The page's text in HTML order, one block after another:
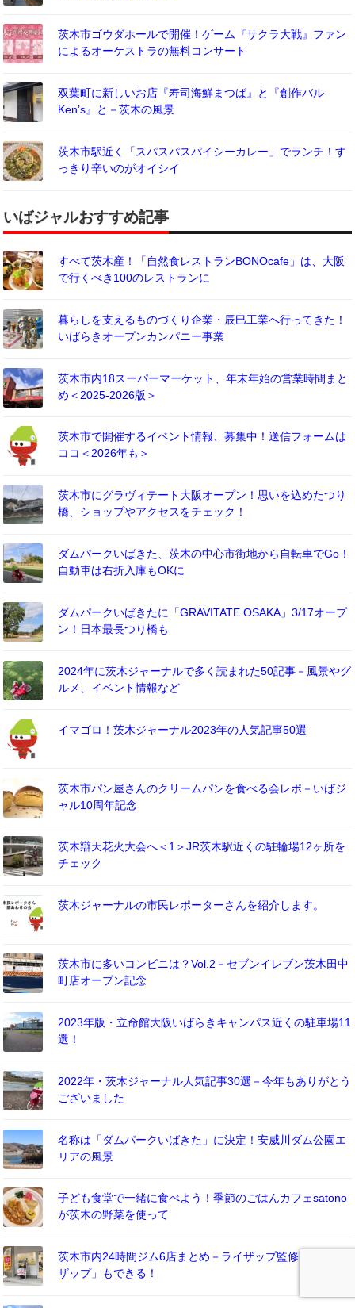
茨木市ゴウダホールで開催！ゲーム『サクラ大戦』ファン
によるオーケストラの無料コンサート
双葉町に新しいお店『寿司海鮮まつば』と『創作バル
Ken’s』と－茨木の風景
茨木市駅近く「スパスパスパイシーカレー」でランチ！す
っきり辛いのがオイシイ
いばジャルおすすめ記事
すべて茨木産！「自然食レストランBONOcafe」は、大阪
で行くべき100のレストランに
暮らしを支えるものづくり企業・辰巳工業へ行ってきた！
いばらきオープンカンパニー事業
茨木市内18スーパーマーケット、年末年始の営業時間まと
め＜2025-2026版＞
茨木市で開催するイベント情報、募集中！送信フォームは
ココ＜2026年も＞
茨木市にグラヴィテート大阪オープン！思いを込めたつり
橋、ショップやアクセスをチェック！
ダムパークいばきた、茨木の中心市街地から自転車でGo！
自動車は右折入庫もOKに
ダムパークいばきたに「GRAVITATE OSAKA」3/17オープ
ン！日本最長つり橋も
2024年に茨木ジャーナルで多く読まれた50記事－風景やグ
ルメ、イベント情報など
イマゴロ！茨木ジャーナル2023年の人気記事50選
茨木市パン屋さんのクリームパンを食べる会レポ－いばジ
ャル10周年記念
茨木辯天花火大会へ＜1＞JR茨木駅近くの駐輪場12ヶ所を
チェック
茨木ジャーナルの市民レポーターさんを紹介します。
茨木市に多いコンビニは？Vol.2－セブンイレブン茨木田中
町店オープン記念
2023年版・立命館大阪いばらきキャンパス近くの駐車場11
選！
2022年・茨木ジャーナル人気記事30選－今年もありがとう
ございました
名称は「ダムパークいばきた」に決定！安威川ダム公園エ
リアの風景
子ども食堂で一緒に食べよう！季節のごはんカフェsatono
が茨木の野菜を使って
茨木市内24時間ジム6店まとめ－ライザップ監修「チョコ
ザップ」もできる！